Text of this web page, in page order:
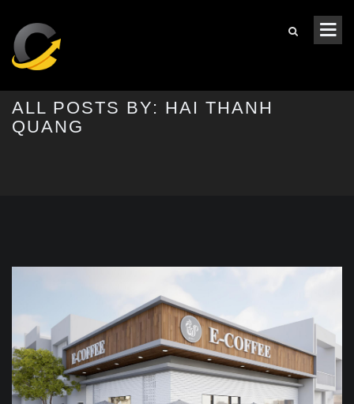
ALL POSTS BY: HAI THANH
QUANG